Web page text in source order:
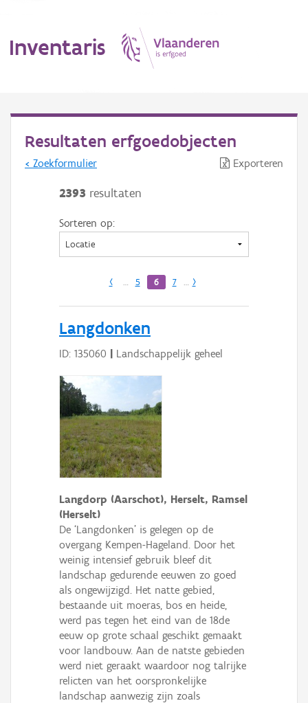
Inventaris
Erfgoedobject
Aanduidingsobject
Waarneming
Resultaten erfgoedobjecten
< Zoekformulier Exporteren
2393 resultaten
Sorteren op:
‹ … 5 6 7 … ›
Langdonken
ID: 135060 | Landschappelijk geheel
Langdorp (Aarschot), Herselt, Ramsel
(Herselt)
De ‘Langdonken’ is gelegen op de
overgang Kempen-Hageland. Door het
weinig intensief gebruik bleef dit
landschap gedurende eeuwen zo goed
als ongewijzigd. Het natte gebied,
bestaande uit moeras, bos en heide,
werd pas tegen het eind van de 18de
eeuw op grote schaal geschikt gemaakt
voor landbouw. Aan de natste gebieden
werd niet geraakt waardoor nog talrijke
relicten van het oorspronkelijke
landschap aanwezig zijn zoals